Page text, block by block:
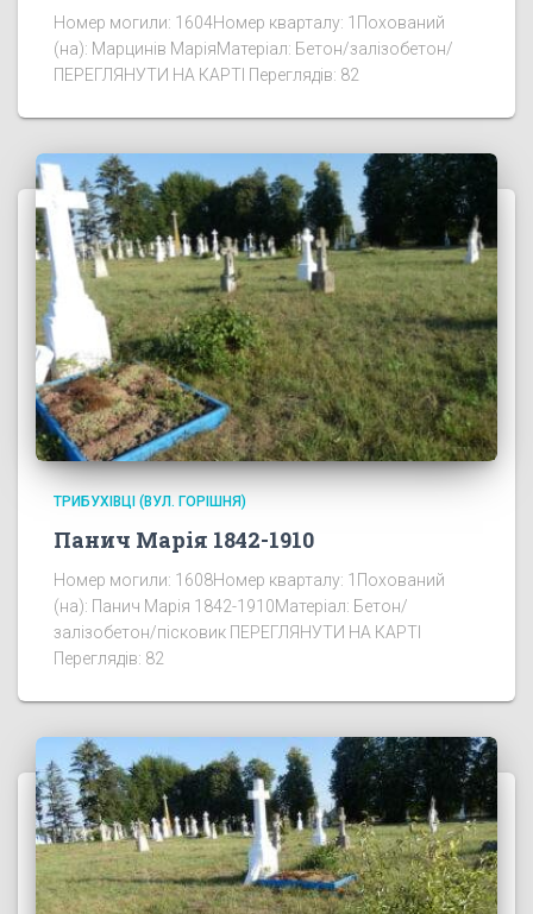
Номер могили: 1604Номер кварталу: 1Похований
(на): Марцинів МаріяМатеріал: Бетон/залізобетон/
ПЕРЕГЛЯНУТИ НА КАРТІ Переглядів: 82
ТРИБУХІВЦІ (ВУЛ. ГОРІШНЯ)
Панич Марія 1842-1910
Номер могили: 1608Номер кварталу: 1Похований
(на): Панич Марія 1842-1910Матеріал: Бетон/
залізобетон/пісковик ПЕРЕГЛЯНУТИ НА КАРТІ
Переглядів: 82